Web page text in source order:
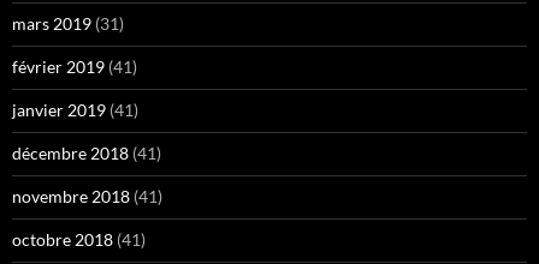
mars 2019 (31)
février 2019 (41)
janvier 2019 (41)
décembre 2018 (41)
novembre 2018 (41)
octobre 2018 (41)